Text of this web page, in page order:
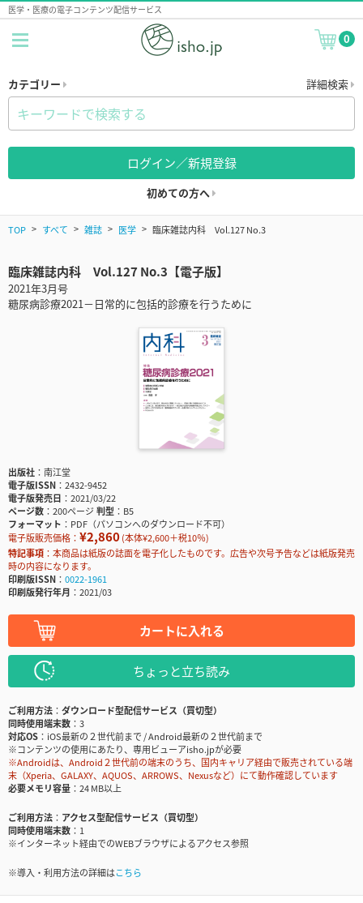
医学・医療の電子コンテンツ配信サービス
0
カテゴリー 詳細検索
ログイン／新規登録
初めての方へ
TOP すべて 雑誌 医学 臨床雑誌内科 Vol.127 No.3
臨床雑誌内科 Vol.127 No.3【電子版】
2021年3月号
糖尿病診療2021－日常的に包括的診療を行うために
出版社
南江堂
電子版ISSN
2432-9452
電子版発売日
2021/03/22
ページ数
200ページ判型
B5
フォーマット
PDF（パソコンへのダウンロード不可）
電子版販売価格： ¥2,860(本体¥2,600＋税10％)
特記事項
本商品は紙版の誌面を電子化したものです。広告や次号予告などは紙版発売
時の内容になります。
印刷版ISSN
0022-1961
印刷版発行年月
2021/03
カートに入れる
ちょっと立ち読み
ご利用方法
ダウンロード型配信サービス（買切型）
同時使用端末数
3
対応OS
iOS最新の２世代前まで / Android最新の２世代前まで
※コンテンツの使用にあたり、専用ビューアisho.jpが必要
※Androidは、Android２世代前の端末のうち、国内キャリア経由で販売されている端
末（Xperia、GALAXY、AQUOS、ARROWS、Nexusなど）にて動作確認しています
必要メモリ容量
24 MB以上
ご利用方法
アクセス型配信サービス（買切型）
同時使用端末数
1
※インターネット経由でのWEBブラウザによるアクセス参照
※導入・利用方法の詳細はこちら